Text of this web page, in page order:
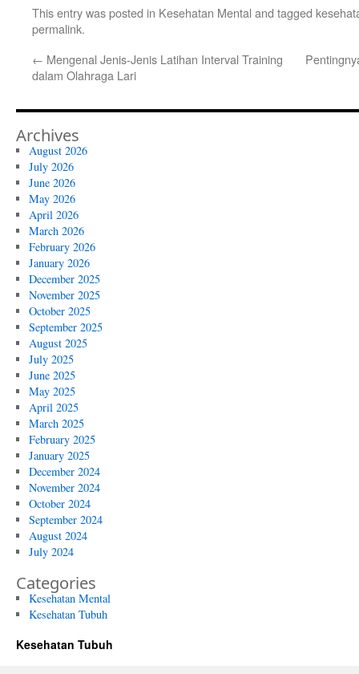
This entry was posted in Kesehatan Mental and tagged
permalink.
← Mengenal Jenis-Jenis Latihan Interval Training
dalam Olahraga Lari
Archives
August 2026
July 2026
June 2026
May 2026
April 2026
March 2026
February 2026
January 2026
December 2025
November 2025
October 2025
September 2025
August 2025
July 2025
June 2025
May 2025
April 2025
March 2025
February 2025
January 2025
December 2024
November 2024
October 2024
September 2024
August 2024
July 2024
Categories
Kesehatan Mental
Kesehatan Tubuh
Kesehatan Tubuh